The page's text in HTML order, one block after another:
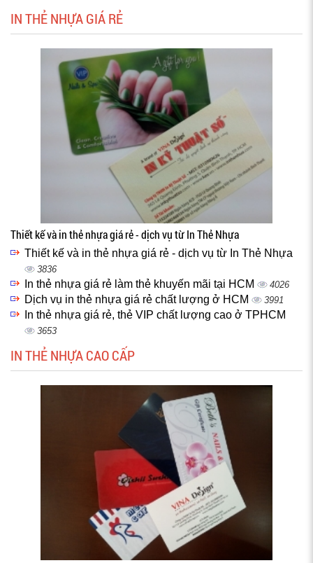
IN THẺ NHỰA GIÁ RẺ
Thiết kế và in thẻ nhựa giá rẻ - dịch vụ từ In Thẻ Nhựa
Thiết kế và in thẻ nhựa giá rẻ - dịch vụ từ In Thẻ Nhựa
3836
In thẻ nhựa giá rẻ làm thẻ khuyến mãi tại HCM 4026
Dịch vụ in thẻ nhựa giá rẻ chất lượng ở HCM 3991
In thẻ nhựa giá rẻ, thẻ VIP chất lượng cao ở TPHCM
3653
IN THẺ NHỰA CAO CẤP